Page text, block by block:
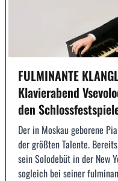
FULMINANTE
Klavierabend
den
Der in Moskau geborene
der größten Talente.
sein Solodebüt in der New
sogleich bei seiner